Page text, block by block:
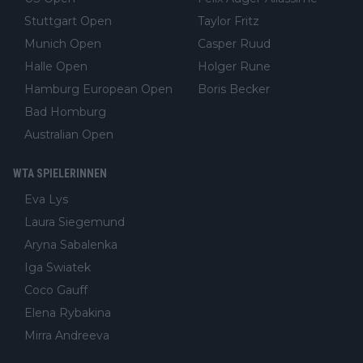
Stuttgart Open
Munich Open
Halle Open
Hamburg European Open
Bad Homburg
Australian Open
Taylor Fritz
Casper Ruud
Holger Rune
Boris Becker
WTA SPIELERINNEN
Eva Lys
Laura Siegemund
Aryna Sabalenka
Iga Swiatek
Coco Gauff
Elena Rybakina
Mirra Andreeva